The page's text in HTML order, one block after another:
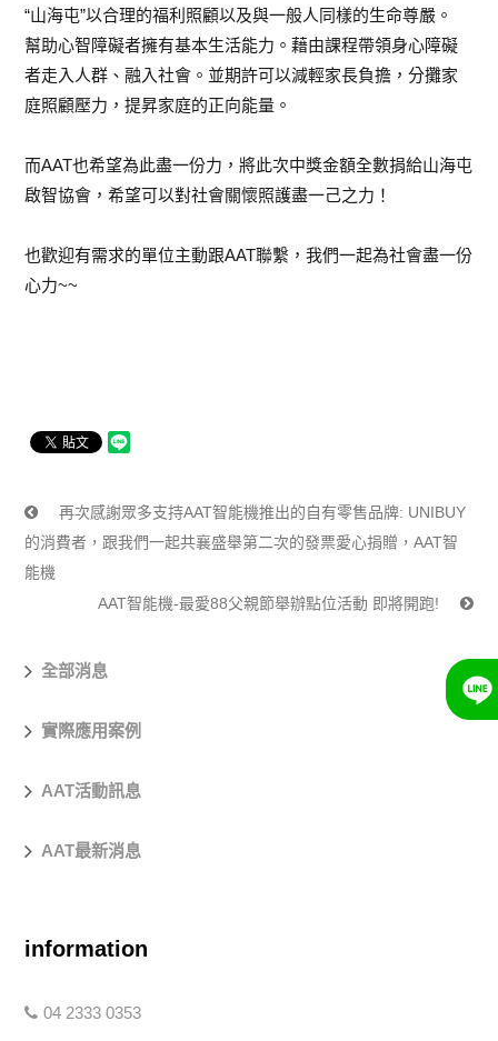
“山海屯”以合理的福利照顧以及與一般人同樣的生命尊嚴。
幫助心智障礙者擁有基本生活能力。藉由課程帶領身心障礙
者走入人群、融入社會。並期許可以減輕家長負擔，分攤家
庭照顧壓力，提昇家庭的正向能量。
而AAT也希望為此盡一份力，將此次中獎金額全數捐給山海屯
啟智協會，希望可以對社會關懷照護盡一己之力！
也歡迎有需求的單位主動跟AAT聯繫，我們一起為社會盡一份
心力~~
再次感謝眾多支持AAT智能機推出的自有零售品牌: UNIBUY
的消費者，跟我們一起共襄盛舉第二次的發票愛心捐贈，AAT智
能機
AAT智能機-最愛88父親節舉辦點位活動 即將開跑!
全部消息
實際應用案例
AAT活動訊息
AAT最新消息
information
04 2333 0353